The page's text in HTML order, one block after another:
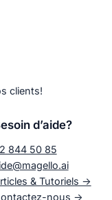
clients!
d’aide?
844 50 85
& Tutoriels ->
nous ->